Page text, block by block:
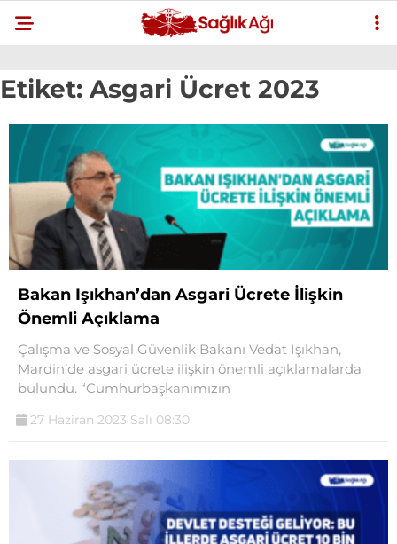
Etiket: Asgari Ücret 2023
Bakan Işıkhan’dan Asgari Ücrete İlişkin
Önemli Açıklama
Çalışma ve Sosyal Güvenlik Bakanı Vedat Işıkhan,
Mardin’de asgari ücrete ilişkin önemli açıklamalarda
bulundu. “Cumhurbaşkanımızın
27 Haziran 2023 Salı 08:30